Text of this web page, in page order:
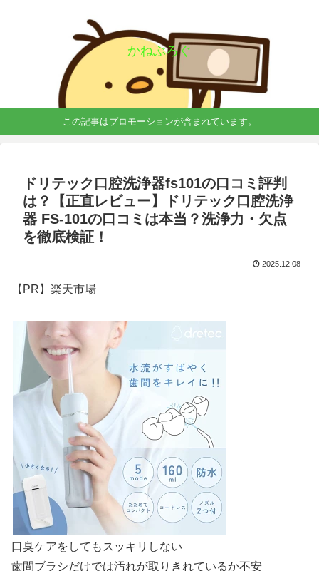
かねぶろぐ
この記事はプロモーションが含まれています。
ドリテック口腔洗浄器fs101の口コミ評判
は？【正直レビュー】ドリテック口腔洗浄
器 FS-101の口コミは本当？洗浄力・欠点
を徹底検証！
2025.12.08
【PR】楽天市場
口臭ケアをしてもスッキリしない
歯間ブラシだけでは汚れが取りきれているか不安